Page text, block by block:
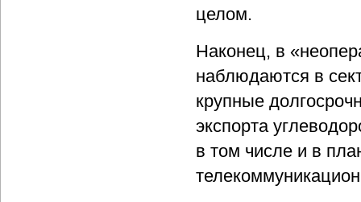
целом.
Наконец, в
наблюдаются в
крупные
экспорта
в том числе и в